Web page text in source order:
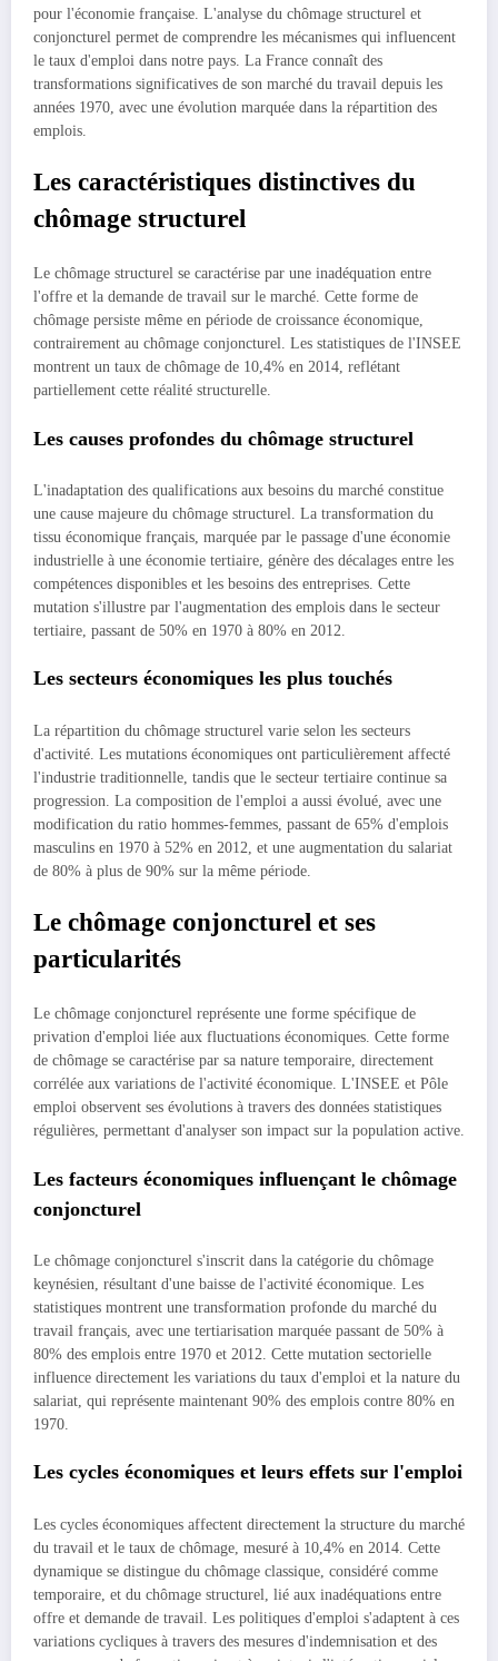
pour l'économie française. L'analyse du chômage structurel et
conjoncturel permet de comprendre les mécanismes qui influencent
le taux d'emploi dans notre pays. La France connaît des
transformations significatives de son marché du travail depuis les
années 1970, avec une évolution marquée dans la répartition des
emplois.
Les caractéristiques distinctives du
chômage structurel
Le chômage structurel se caractérise par une inadéquation entre
l'offre et la demande de travail sur le marché. Cette forme de
chômage persiste même en période de croissance économique,
contrairement au chômage conjoncturel. Les statistiques de l'INSEE
montrent un taux de chômage de 10,4% en 2014, reflétant
partiellement cette réalité structurelle.
Les causes profondes du chômage structurel
L'inadaptation des qualifications aux besoins du marché constitue
une cause majeure du chômage structurel. La transformation du
tissu économique français, marquée par le passage d'une économie
industrielle à une économie tertiaire, génère des décalages entre les
compétences disponibles et les besoins des entreprises. Cette
mutation s'illustre par l'augmentation des emplois dans le secteur
tertiaire, passant de 50% en 1970 à 80% en 2012.
Les secteurs économiques les plus touchés
La répartition du chômage structurel varie selon les secteurs
d'activité. Les mutations économiques ont particulièrement affecté
l'industrie traditionnelle, tandis que le secteur tertiaire continue sa
progression. La composition de l'emploi a aussi évolué, avec une
modification du ratio hommes-femmes, passant de 65% d'emplois
masculins en 1970 à 52% en 2012, et une augmentation du salariat
de 80% à plus de 90% sur la même période.
Le chômage conjoncturel et ses
particularités
Le chômage conjoncturel représente une forme spécifique de
privation d'emploi liée aux fluctuations économiques. Cette forme
de chômage se caractérise par sa nature temporaire, directement
corrélée aux variations de l'activité économique. L'INSEE et Pôle
emploi observent ses évolutions à travers des données statistiques
régulières, permettant d'analyser son impact sur la population active.
Les facteurs économiques influençant le chômage
conjoncturel
Le chômage conjoncturel s'inscrit dans la catégorie du chômage
keynésien, résultant d'une baisse de l'activité économique. Les
statistiques montrent une transformation profonde du marché du
travail français, avec une tertiarisation marquée passant de 50% à
80% des emplois entre 1970 et 2012. Cette mutation sectorielle
influence directement les variations du taux d'emploi et la nature du
salariat, qui représente maintenant 90% des emplois contre 80% en
1970.
Les cycles économiques et leurs effets sur l'emploi
Les cycles économiques affectent directement la structure du marché
du travail et le taux de chômage, mesuré à 10,4% en 2014. Cette
dynamique se distingue du chômage classique, considéré comme
temporaire, et du chômage structurel, lié aux inadéquations entre
offre et demande de travail. Les politiques d'emploi s'adaptent à ces
variations cycliques à travers des mesures d'indemnisation et des